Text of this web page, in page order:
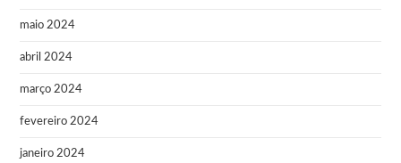
maio 2024
abril 2024
março 2024
fevereiro 2024
janeiro 2024